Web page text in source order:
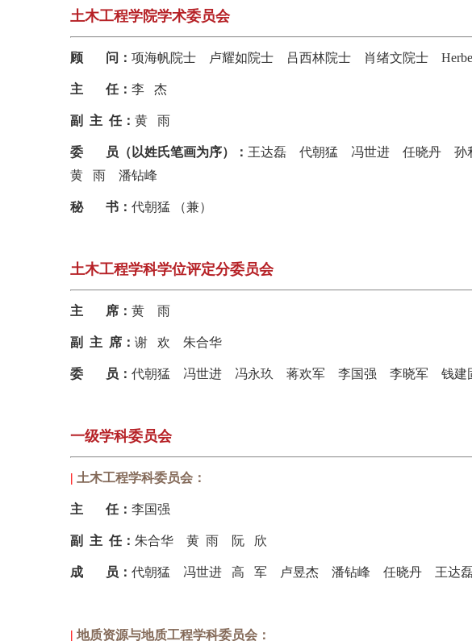
土木工程学院学术委员会
顾 问： 项海帆院士 卢耀如院士 吕西林院士 肖绪文院士
主 任： 李 杰
副 主 任： 黄 雨
委 员 （ 以姓氏笔画为序） ： 王达磊 代朝猛 冯世进 任晓丹 孙
黄 雨 潘钻峰
秘 书： 代朝猛 （兼）
土木工程学科学位评定分委员会
主 席： 黄 雨
副 主 席 ： 谢 欢 朱合华
委 员： 代朝猛 冯世进 冯永玖 蒋欢军 李国强 李晓军 钱建
一级学科委员会
| 土木工程学科委员会：
主 任： 李国强
副 主 任： 朱合华 黄 雨 阮 欣
成 员 ： 代朝猛 冯世进 高 军 卢昱杰 潘钻峰 任晓丹 王达
| 地质资源与地质工程学科委员会：